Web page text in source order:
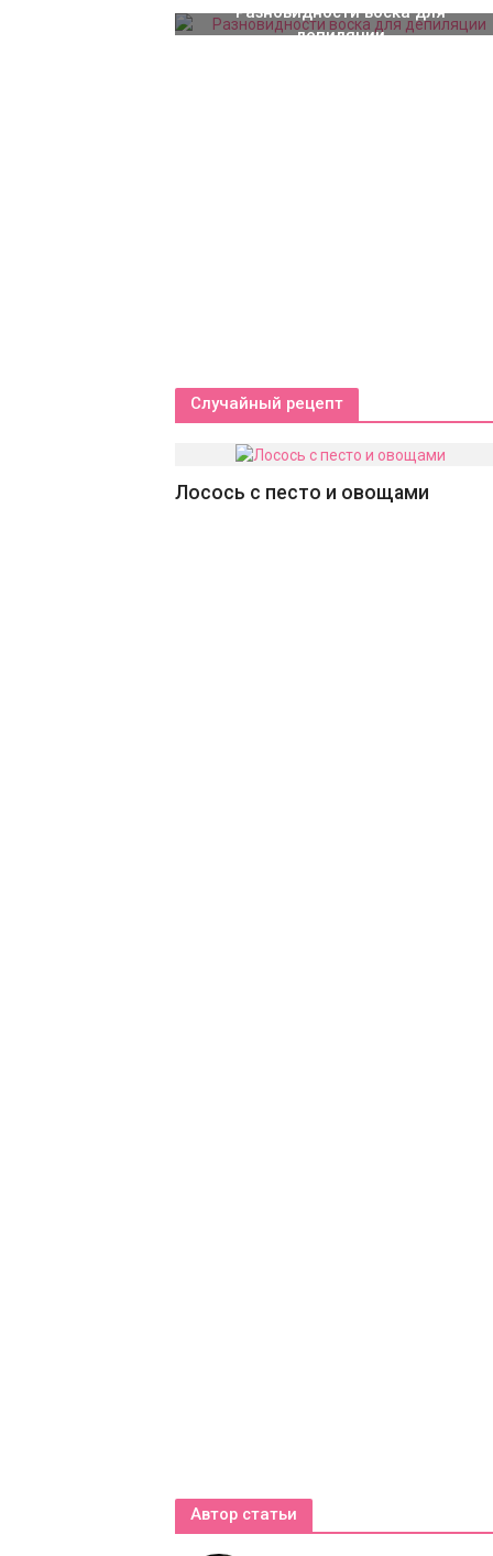
Разновидности воска для
депиляции
Случайный рецепт
Лосось с песто и овощами
Автор статьи